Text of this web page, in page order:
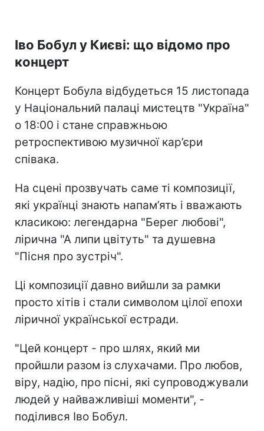
Іво Бобул у Києві: що відомо про
концерт
Концерт Бобула відбудеться 15 листопада
у Національний палаці мистецтв "Україна"
о 18:00 і стане справжньою
ретроспективою музичної кар’єри
співака.
На сцені прозвучать саме ті композиції,
які українці знають напам’ять і вважають
класикою: легендарна "Берег любові",
лірична "А липи цвітуть" та душевна
"Пісня про зустріч".
Ці композиції давно вийшли за рамки
просто хітів і стали символом цілої епохи
ліричної української естради.
"Цей концерт - про шлях, який ми
пройшли разом із слухачами. Про любов,
віру, надію, про пісні, які супроводжували
людей у найважливіші моменти", -
поділився Іво Бобул.